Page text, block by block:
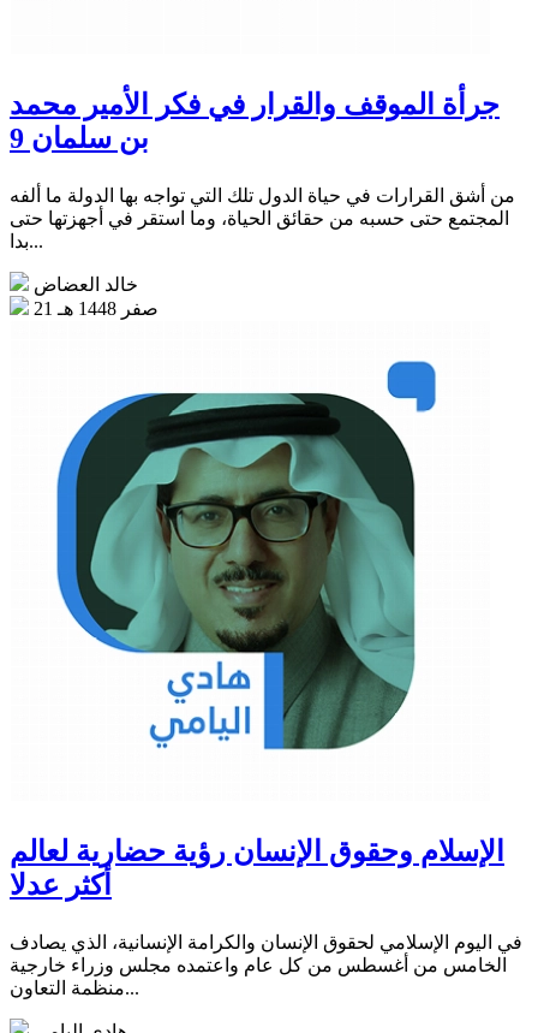
جرأة الموقف والقرار في فكر الأمير محمد
بن سلمان 9
من أشق القرارات في حياة الدول تلك التي تواجه بها الدولة ما ألفه
المجتمع حتى حسبه من حقائق الحياة، وما استقر في أجهزتها حتى
بدا...
خالد العضاض
21 صفر 1448 هـ
الإسلام وحقوق الإنسان رؤية حضارية لعالم
أكثر عدلا
في اليوم الإسلامي لحقوق الإنسان والكرامة الإنسانية، الذي يصادف
الخامس من أغسطس من كل عام واعتمده مجلس وزراء خارجية
منظمة التعاون...